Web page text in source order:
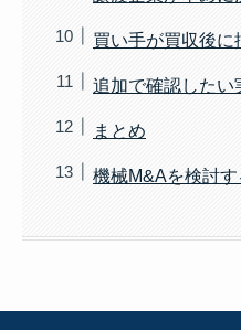
買い手が買収後
追加で確認したい
まとめ
機械M&Aを検討